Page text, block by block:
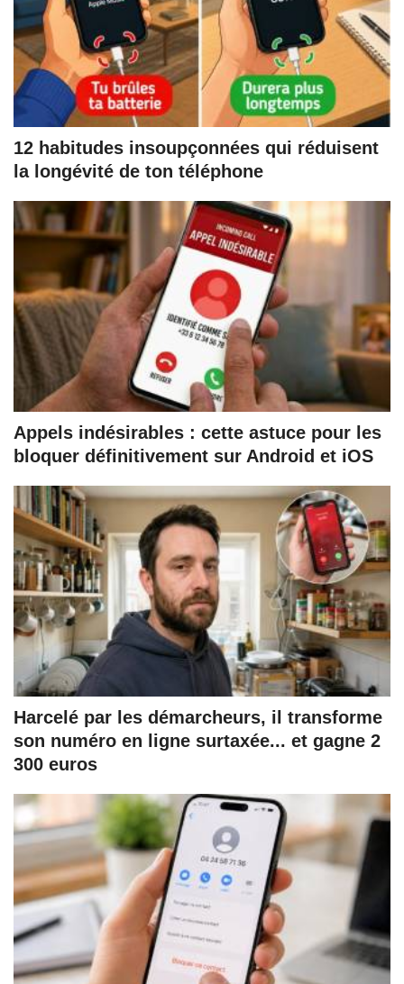
12 habitudes insoupçonnées qui réduisent
la longévité de ton téléphone
Appels indésirables : cette astuce pour les
bloquer définitivement sur Android et iOS
Harcelé par les démarcheurs, il transforme
son numéro en ligne surtaxée... et gagne 2
300 euros